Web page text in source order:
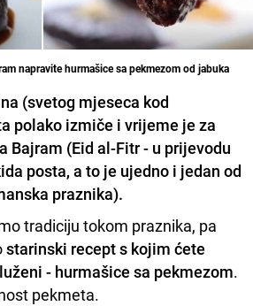
napravite hurmašice sa pekmezom od jabuka
(svetog mjeseca kod
polako izmiče i vrijeme je za
Bajram (Eid al-Fitr - u prijevodu
posta, a to je ujedno i jedan od
praznika).
tradiciju tokom praznika, pa
starinski recept s kojim ćete
- hurmašice sa pekmezom.
pekmeta.